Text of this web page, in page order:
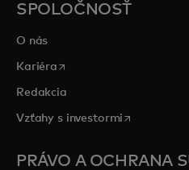
SPOLOČNOSŤ
O nás
Kariéra opens in a new tab
Redakcia
Vzťahy s investormi opens in a
PRÁVO A OCHRANA